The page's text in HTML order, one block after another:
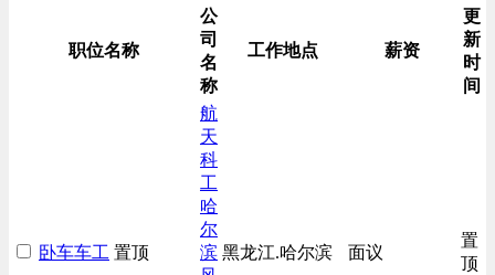
行政/后勤/文秘类
房地产开发/物业管理类
职位名称
公
司
名
称
工作地点 薪资
更
新
时
间
卧车车工 置顶
航
天
科
工
哈
尔
滨 黑龙江.哈尔滨 面议
置
顶